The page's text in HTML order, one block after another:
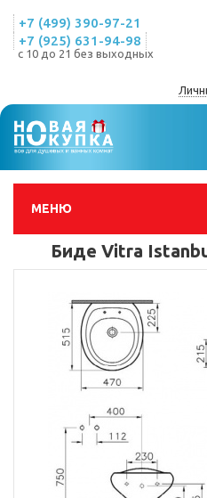
+7 (499) 390-97-21
+7 (925) 631-94-98
с 10 до 21 без выходных
МЕНЮ
Биде Vitra